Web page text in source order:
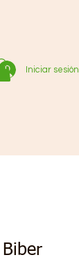
Iniciar sesión
Biber